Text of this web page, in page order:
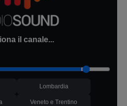
il canale...
Lombardia
Veneto e Trentino